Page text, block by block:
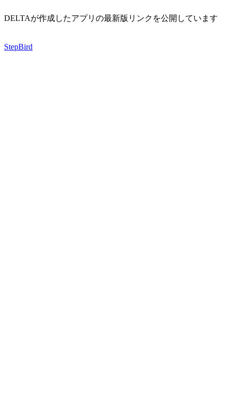
DELTAが作成したアプリの最新版リンクを公開しています
StepBird